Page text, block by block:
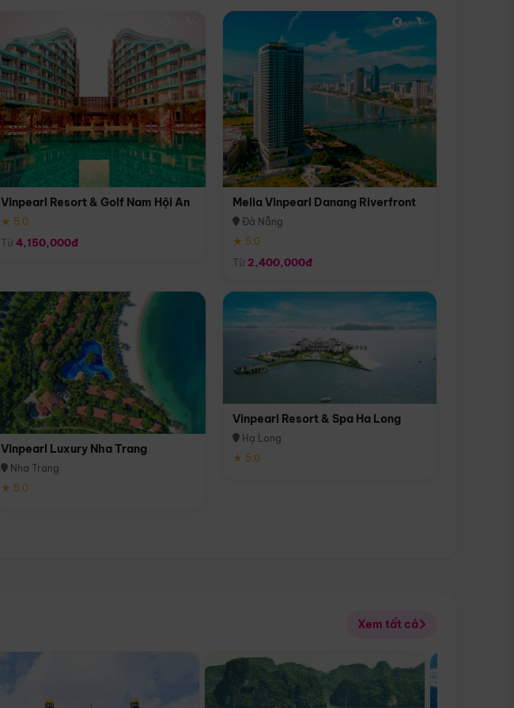
Vinpearl Resort & Golf Nam Hội An
★ 5.0
Từ4,150,000đ
Melia Vinpearl Danang Riverfront
Đà Nẵng
★ 5.0
Từ 2,400,000đ
Vinpearl Luxury Nha Trang
Nha Trang
★ 5.0
Vinpearl Resort & Spa Ha Long
Hạ Long
★ 5.0
Xem tất cả